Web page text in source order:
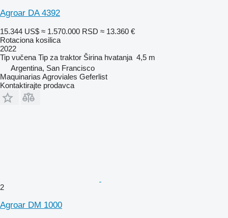
Agroar DA 4392
15.344 US$ ≈ 1.570.000 RSD ≈ 13.360 €
Rotaciona kosilica
2022
Tip vučena Tip za traktor Širina hvatanja 4,5 m
Argentina, San Francisco
Maquinarias Agroviales Geferlist
Kontaktirajte prodavca
2
Agroar DM 1000